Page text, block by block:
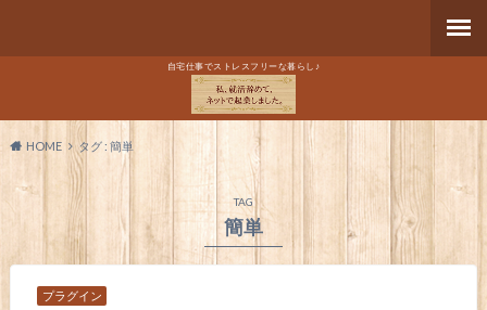
自宅仕事でストレスフリーな暮らし♪
HOME タグ : 簡単
TAG
簡単
プラグイン